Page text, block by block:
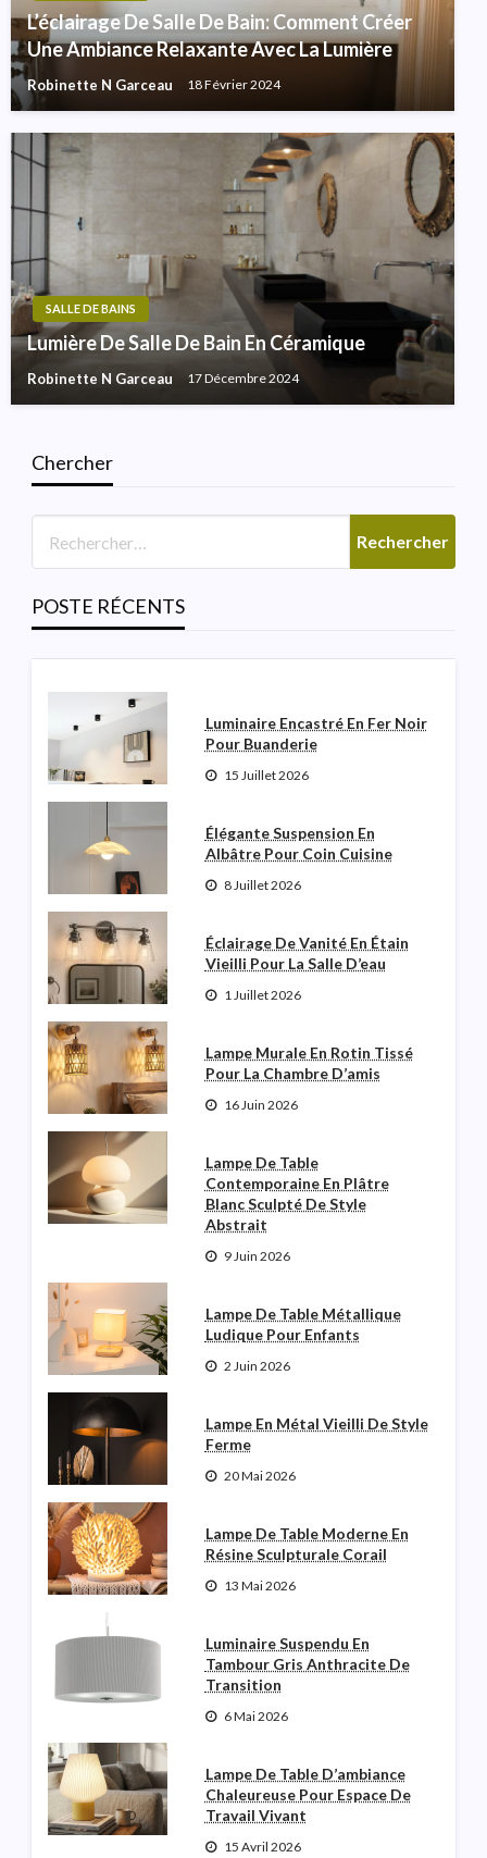
L’éclairage De Salle De Bain: Comment Créer
Une Ambiance Relaxante Avec La Lumière
Robinette N Garceau 18 Février 2024
SALLE DE BAINS
Lumière De Salle De Bain En Céramique
Robinette N Garceau 17 Décembre 2024
Chercher
POSTE RÉCENTS
SALLE DE BAINS
Lumière De Vanité Moderne
Italienne Pour La Salle De
Poudre
Robinette N Garceau
Luminaire Encastré En Fer Noir
Pour Buanderie
15 Juillet 2026
Élégante Suspension En
Albâtre Pour Coin Cuisine
8 Juillet 2026
Éclairage De Vanité En Étain
Vieilli Pour La Salle D’eau
1 Juillet 2026
Lampe Murale En Rotin Tissé
Pour La Chambre D’amis
16 Juin 2026
Lampe De Table
Contemporaine En Plâtre
Blanc Sculpté De Style
Abstrait
9 Juin 2026
Lampe De Table Métallique
Ludique Pour Enfants
2 Juin 2026
Lampe En Métal Vieilli De Style
Ferme
20 Mai 2026
Lampe De Table Moderne En
Résine Sculpturale Corail
13 Mai 2026
Luminaire Suspendu En
Tambour Gris Anthracite De
Transition
6 Mai 2026
Lampe De Table D’ambiance
Chaleureuse Pour Espace De
Travail Vivant
15 Avril 2026